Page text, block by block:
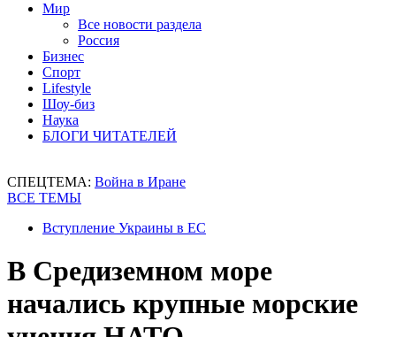
Мир
Все новости раздела
Россия
Бизнес
Спорт
Lifestyle
Шоу-биз
Наука
БЛОГИ ЧИТАТЕЛЕЙ
СПЕЦТЕМА: Война в Иране
ВСЕ ТЕМЫ
Вступление Украины в ЕС
В Средиземном море
начались крупные морские